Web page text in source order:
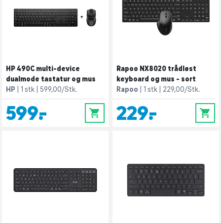
HP 490C multi-device
dualmode tastatur og mus
HP
1 stk 599,00/Stk.
599,- 0
Rapoo NX8020 trådløst
keyboard og mus - sort
Rapoo
1 stk 229,00/Stk.
229,- 0